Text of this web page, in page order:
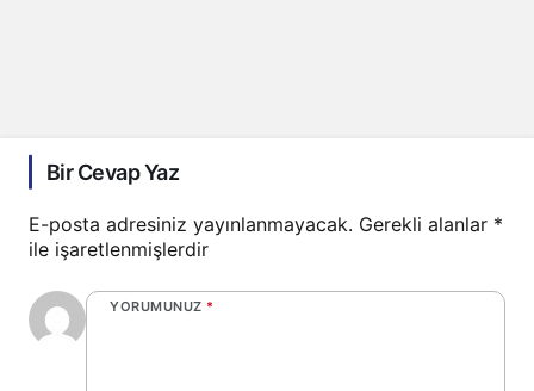
Bir Cevap Yaz
E-posta adresiniz yayınlanmayacak. Gerekli alanlar *
ile işaretlenmişlerdir
YORUMUNUZ *